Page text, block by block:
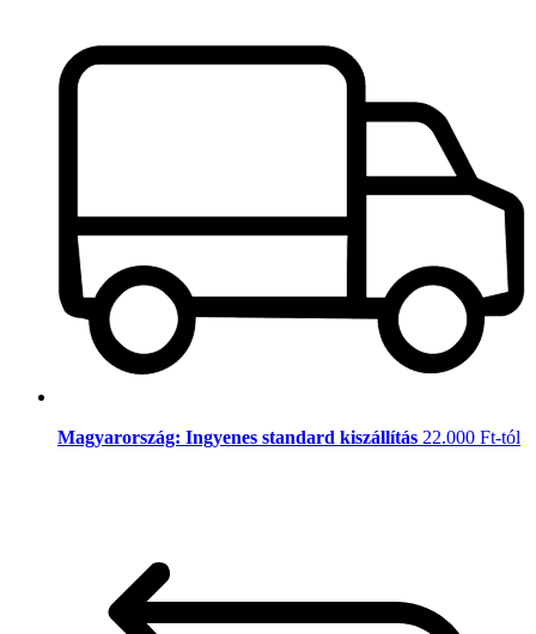
Magyarország: Ingyenes standard kiszállítás 22.000 Ft-tól